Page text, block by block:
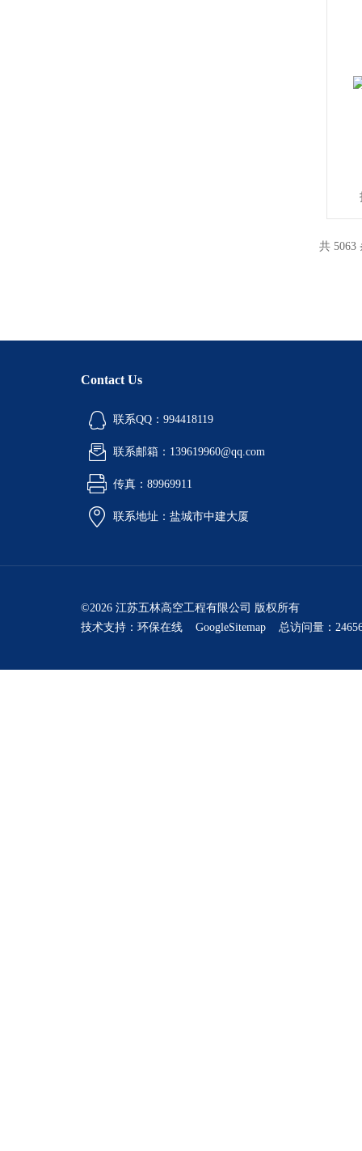
共 5063
Contact Us
联系QQ：994418119
联系邮箱：139619960@qq.com
传真：89969911
联系地址：盐城市中建大厦
©2026 江苏五林高空工程有限公司 版权所有
技术支持： 环保在线 GoogleSitemap 总访问量：